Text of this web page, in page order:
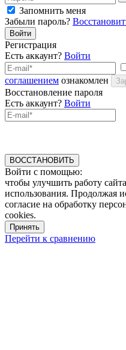
Запомнить меня
Забыли пароль?
Войти
Регистрация
Есть аккаунт? Войти
соглашением ознакомлен
Восстановление пароля
Есть аккаунт? Войти
ВОССТАНОВИТЬ
Войти с помощью:
чтобы улучшить работу
использования. Продолжая
согласие на обработку
cookies.
Принять
Перейти к сравнению